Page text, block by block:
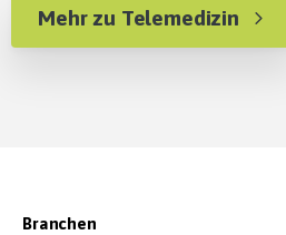
Mehr zu Telemedizin
Branchen